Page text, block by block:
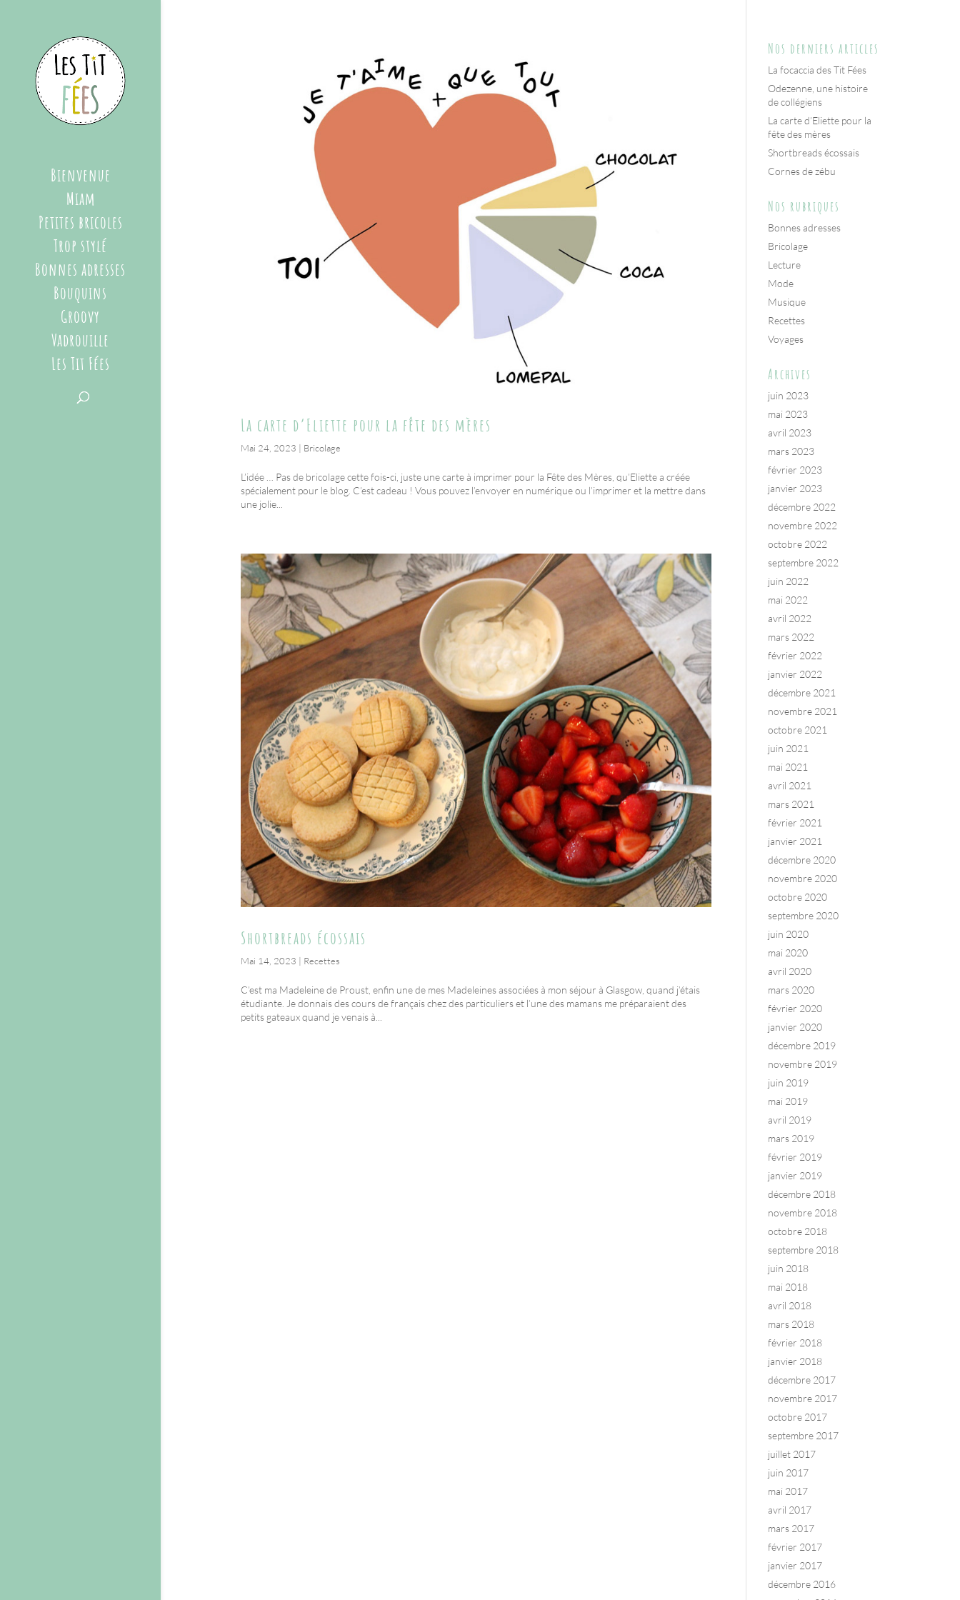
Bienvenue
Miam
Petites bricoles
Trop stylé
Bonnes adresses
Bouquins
Groovy
Vadrouille
Les Tit Fées
La carte d’Eliette pour la fête des mères
Mai 24, 2023 | Bricolage
L’idée … Pas de bricolage cette fois-ci, juste une carte à imprimer pour la Fête des Mères, qu’Eliette a créée
spécialement pour le blog. C’est cadeau ! Vous pouvez l’envoyer en numérique ou l’imprimer et la mettre dans
une jolie...
Shortbreads écossais
Mai 14, 2023 | Recettes
C’est ma Madeleine de Proust, enfin une de mes Madeleines associées à mon séjour à Glasgow, quand j’étais
étudiante. Je donnais des cours de français chez des particuliers et l’une des mamans me préparaient des
petits gateaux quand je venais à...
Nos derniers articles
La focaccia des Tit Fées
Odezenne, une histoire
de collégiens
La carte d’Eliette pour la
fête des mères
Shortbreads écossais
Cornes de zébu
Nos rubriques
Bonnes adresses
Bricolage
Lecture
Mode
Musique
Recettes
Voyages
Archives
juin 2023
mai 2023
avril 2023
mars 2023
février 2023
janvier 2023
décembre 2022
novembre 2022
octobre 2022
septembre 2022
juin 2022
mai 2022
avril 2022
mars 2022
février 2022
janvier 2022
décembre 2021
novembre 2021
octobre 2021
juin 2021
mai 2021
avril 2021
mars 2021
février 2021
janvier 2021
décembre 2020
novembre 2020
octobre 2020
septembre 2020
juin 2020
mai 2020
avril 2020
mars 2020
février 2020
janvier 2020
décembre 2019
novembre 2019
juin 2019
mai 2019
avril 2019
mars 2019
février 2019
janvier 2019
décembre 2018
novembre 2018
octobre 2018
septembre 2018
juin 2018
mai 2018
avril 2018
mars 2018
février 2018
janvier 2018
décembre 2017
novembre 2017
octobre 2017
septembre 2017
juillet 2017
juin 2017
mai 2017
avril 2017
mars 2017
février 2017
janvier 2017
décembre 2016